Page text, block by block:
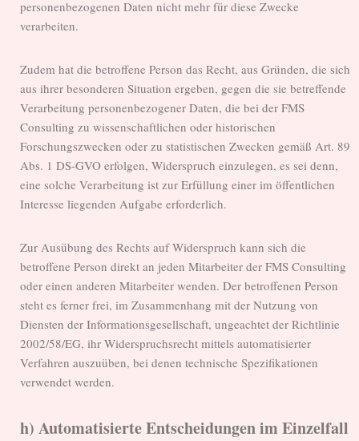
personenbezogenen Daten nicht mehr für diese Zwecke
verarbeiten.
Zudem hat die betroffene Person das Recht, aus Gründen, die sich
aus ihrer besonderen Situation ergeben, gegen die sie betreffende
Verarbeitung personenbezogener Daten, die bei der FMS
Consulting zu wissenschaftlichen oder historischen
Forschungszwecken oder zu statistischen Zwecken gemäß Art. 89
Abs. 1 DS-GVO erfolgen, Widerspruch einzulegen, es sei denn,
eine solche Verarbeitung ist zur Erfüllung einer im öffentlichen
Interesse liegenden Aufgabe erforderlich.
Zur Ausübung des Rechts auf Widerspruch kann sich die
betroffene Person direkt an jeden Mitarbeiter der FMS Consulting
oder einen anderen Mitarbeiter wenden. Der betroffenen Person
steht es ferner frei, im Zusammenhang mit der Nutzung von
Diensten der Informationsgesellschaft, ungeachtet der Richtlinie
2002/58/EG, ihr Widerspruchsrecht mittels automatisierter
Verfahren auszuüben, bei denen technische Spezifikationen
verwendet werden.
h) Automatisierte Entscheidungen im Einzelfall